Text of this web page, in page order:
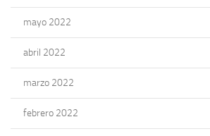
mayo 2022
abril 2022
marzo 2022
febrero 2022